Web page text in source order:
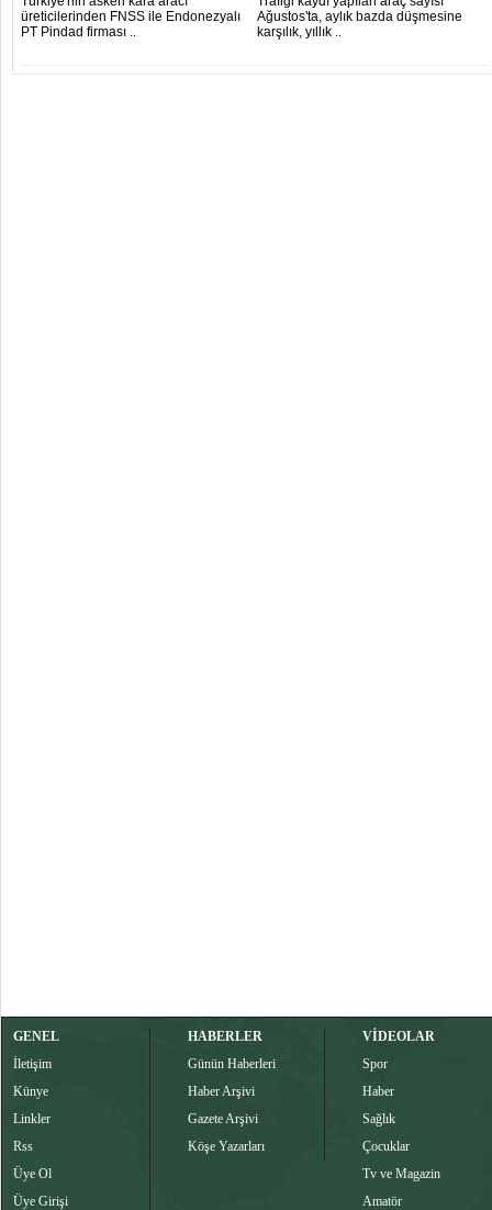
üreticilerinden FNSS ile Endonezyalı
PT Pindad firması ..
Ağustos'ta, aylık bazda düşmesine
karşılık, yıllık ..
GENEL
İletişim
Künye
Linkler
Rss
Üye Ol
Üye Girişi
HABERLER
Günün Haberleri
Haber Arşivi
Gazete Arşivi
Köşe Yazarları
VİDEOLAR
Spor
Haber
Sağlık
Çocuklar
Tv ve Magazin
Amatör